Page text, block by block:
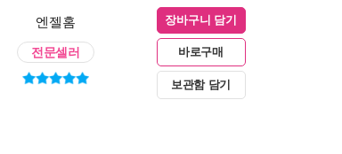
엔젤홈
전문셀러
장바구니 담기
바로구매
보관함 담기